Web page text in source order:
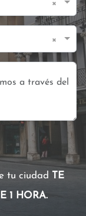
×
×
tu ciudad TE
1 HORA.